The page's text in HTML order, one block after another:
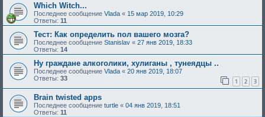
Which Witch...
Последнее сообщение Vlada « 15 мар 2019, 10:29
Ответы: 11
Тест: Как определить пол вашего мозга?
Последнее сообщение Stanislav « 27 янв 2019, 18:33
Ответы: 14
Ну граждане алкоголики, хулиганы , тунеядцы ..
Последнее сообщение Vlada « 20 янв 2019, 18:07
Ответы: 33 1 2 3
Brain twisted apps
Последнее сообщение turtle « 04 янв 2019, 18:51
Ответы: 11